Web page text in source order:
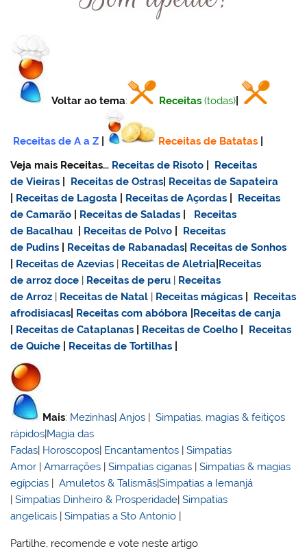
Voltar ao tema: Receitas (todas)
Receitas de A a Z Receitas de Batatas
Veja mais Receitas… Receitas de Risoto
Receitas
de Vieiras
Receitas de Ostras Receitas de Sapateira
Receitas de Lagosta Receitas de Açordas
Receitas
de Camarão
Receitas de Saladas
Receitas
de Bacalhau
Receitas de Polvo
Receitas
de Pudins
Receitas de Rabanadas Receitas de Sonhos
Receitas de Azevias | Receitas de Aletria Receitas
dearroz doce | Receitas de peru | Receitas
de Arroz | Receitas de Natal | Receitas mágicas
Receitas
afrodisiacas Receitas com abóbora Receitas de canja
Receitas de Cataplanas Receitas de Coelho
Receitas
de Quiche
Receitas de Tortilhas
Mais: Mezinhas |Anjos |Simpatias, magias & feitiços
rápidos Magia das
Fadas Horoscopos Encantamentos |Simpatias
Amor |Amarrações |Simpatias ciganas |Simpatias & magias
egípcias |Amuletos & Talismãs|Simpatias a Iemanjá
|Simpatias Dinheiro & Prosperidade |Simpatias
angelicais |Simpatias a Sto Antonio
Partilhe, recomende e vote neste artigo